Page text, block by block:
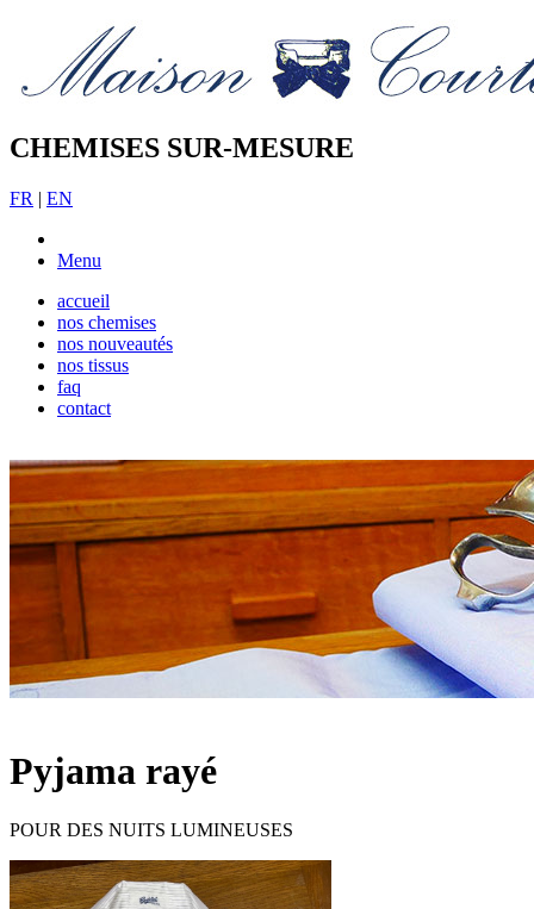
CHEMISES SUR-MESURE
FR | EN
Menu
accueil
nos chemises
nos nouveautés
nos tissus
faq
contact
Pyjama rayé
POUR DES NUITS LUMINEUSES